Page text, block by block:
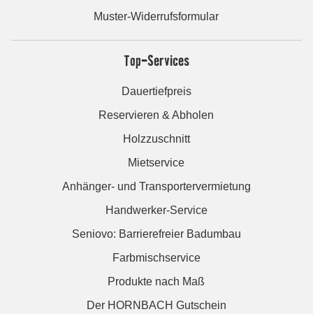
Muster-Widerrufsformular
Top-Services
Dauertiefpreis
Reservieren & Abholen
Holzzuschnitt
Mietservice
Anhänger- und Transportervermietung
Handwerker-Service
Seniovo: Barrierefreier Badumbau
Farbmischservice
Produkte nach Maß
Der HORNBACH Gutschein